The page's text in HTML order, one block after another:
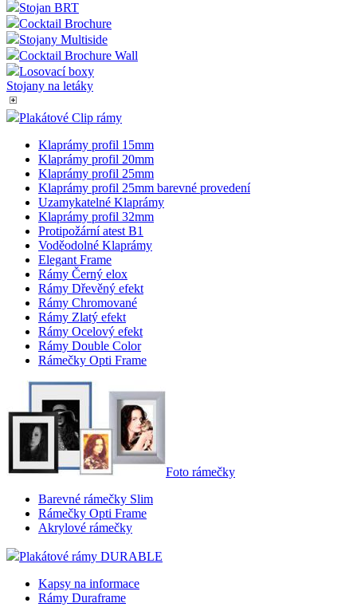
Stojan BRT
Cocktail Brochure
Stojany Multiside
Cocktail Brochure Wall
Losovací boxy
Stojany na letáky
Plakátové Clip rámy
Klaprámy profil 15mm
Klaprámy profil 20mm
Klaprámy profil 25mm
Klaprámy profil 25mm barevné provedení
Uzamykatelné Klaprámy
Klaprámy profil 32mm
Protipožární atest B1
Voděodolné Klaprámy
Elegant Frame
Rámy Černý elox
Rámy Dřevěný efekt
Rámy Chromované
Rámy Zlatý efekt
Rámy Ocelový efekt
Rámy Double Color
Rámečky Opti Frame
Foto rámečky
Barevné rámečky Slim
Rámečky Opti Frame
Akrylové rámečky
Plakátové rámy DURABLE
Kapsy na informace
Rámy Duraframe